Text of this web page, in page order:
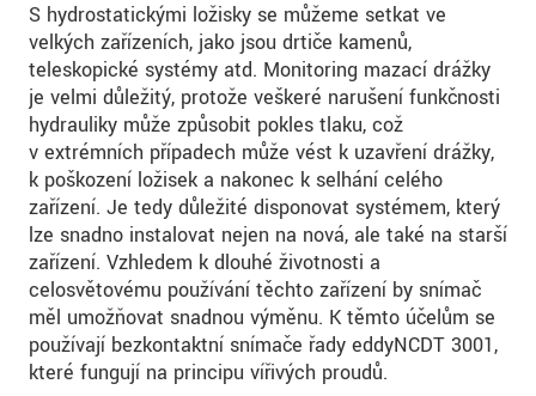
S hydrostatickými ložisky se můžeme setkat ve
velkých zařízeních, jako jsou drtiče kamenů,
teleskopické systémy atd. Monitoring mazací drážky
je velmi důležitý, protože veškeré narušení funkčnosti
hydrauliky může způsobit pokles tlaku, což
v extrémních případech může vést k uzavření drážky,
k poškození ložisek a nakonec k selhání celého
zařízení. Je tedy důležité disponovat systémem, který
lze snadno instalovat nejen na nová, ale také na starší
zařízení. Vzhledem k dlouhé životnosti a
celosvětovému používání těchto zařízení by snímač
měl umožňovat snadnou výměnu. K těmto účelům se
používají bezkontaktní snímače řady eddyNCDT 3001,
které fungují na principu vířivých proudů.